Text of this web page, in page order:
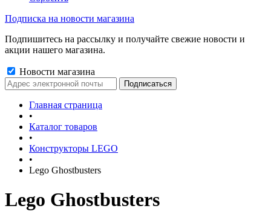
Подписка на новости магазина
Подпишитесь на рассылку и получайте свежие новости и
акции нашего магазина.
Новости магазина
Главная страница
•
Каталог товаров
•
Конструкторы LEGO
•
Lego Ghostbusters
Lego Ghostbusters